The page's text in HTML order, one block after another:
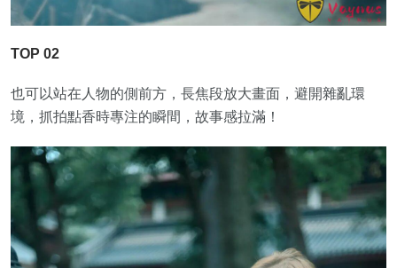
TOP 02
也可以站在人物的側前方，長焦段放大畫面，避開雜亂環
境，抓拍點香時專注的瞬間，故事感拉滿！